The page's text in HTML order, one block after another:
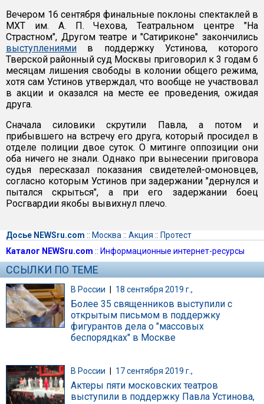
Вечером 16 сентября финальные поклоны спектаклей в
МХТ им. А. П. Чехова, Театральном центре "На
Страстном", Другом театре и "Сатириконе" закончились
выступлениями в поддержку Устинова, которого
Тверской районный суд Москвы приговорил к 3 годам 6
месяцам лишения свободы в колонии общего режима,
хотя сам Устинов утверждал, что вообще не участвовал
в акции и оказался на месте ее проведения, ожидая
друга.
Сначала силовики скрутили Павла, а потом и
прибывшего на встречу его друга, который просидел в
отделе полиции двое суток. О митинге оппозиции они
оба ничего не знали. Однако при вынесении приговора
судья пересказал показания свидетелей-омоновцев,
согласно которым Устинов при задержании "дернулся и
пытался скрыться", а при его задержании боец
Росгвардии якобы вывихнул плечо.
Досье NEWSru.com :: Москва :: Акция :: Протест
Каталог NEWSru.com :: Информационные интернет-ресурсы
ССЫЛКИ ПО ТЕМЕ
В России | 18 сентября 2019 г.,
Более 35 священников выступили с
открытым письмом в поддержку
фигурантов дела о "массовых
беспорядках" в Москве
В России 17 сентября 2019 г.,
Актеры пяти московских театров
выступили в поддержку Павла Устинова,